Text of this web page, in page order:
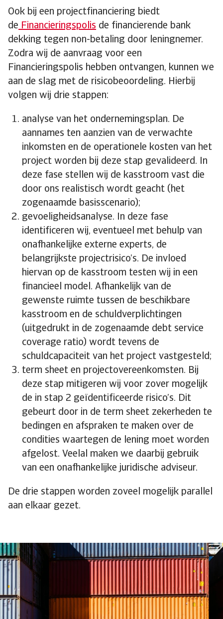
Ook bij een projectfinanciering biedt
de Financieringspolis de financierende bank
dekking tegen non-betaling door leningnemer.
Zodra wij de aanvraag voor een
Financieringspolis hebben ontvangen, kunnen we
aan de slag met de risicobeoordeling. Hierbij
volgen wij drie stappen:
analyse van het ondernemingsplan. De
aannames ten aanzien van de verwachte
inkomsten en de operationele kosten van het
project worden bij deze stap gevalideerd. In
deze fase stellen wij de kasstroom vast die
door ons realistisch wordt geacht (het
zogenaamde basisscenario);
gevoeligheidsanalyse. In deze fase
identificeren wij, eventueel met behulp van
onafhankelijke externe experts, de
belangrijkste projectrisico’s. De invloed
hiervan op de kasstroom testen wij in een
financieel model. Afhankelijk van de
gewenste ruimte tussen de beschikbare
kasstroom en de schuldverplichtingen
(uitgedrukt in de zogenaamde debt service
coverage ratio) wordt tevens de
schuldcapaciteit van het project vastgesteld;
term sheet en projectovereenkomsten. Bij
deze stap mitigeren wij voor zover mogelijk
de in stap 2 geïdentificeerde risico’s. Dit
gebeurt door in de term sheet zekerheden te
bedingen en afspraken te maken over de
condities waartegen de lening moet worden
afgelost. Veelal maken we daarbij gebruik
van een onafhankelijke juridische adviseur.
De drie stappen worden zoveel mogelijk parallel
aan elkaar gezet.